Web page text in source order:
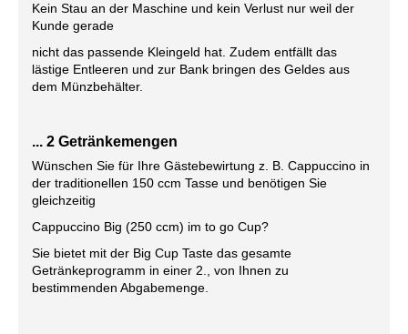
Kein Stau an der Maschine und kein Verlust nur weil der
Kunde gerade
nicht das passende Kleingeld hat. Zudem entfällt das
lästige Entleeren und zur Bank bringen des Geldes aus
dem Münzbehälter.
... 2 Getränkemengen
Wünschen Sie für Ihre Gästebewirtung z. B. Cappuccino in
der traditionellen 150 ccm Tasse und benötigen Sie
gleichzeitig
Cappuccino Big (250 ccm) im to go Cup?
Sie bietet mit der Big Cup Taste das gesamte
Getränkeprogramm in einer 2., von Ihnen zu
bestimmenden Abgabemenge.